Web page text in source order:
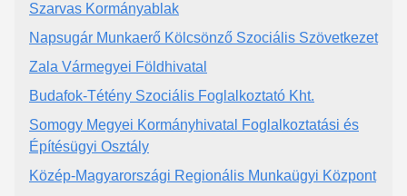
Szarvas Kormányablak
Napsugár Munkaerő Kölcsönző Szociális Szövetkezet
Zala Vármegyei Földhivatal
Budafok-Tétény Szociális Foglalkoztató Kht.
Somogy Megyei Kormányhivatal Foglalkoztatási és
Építésügyi Osztály
Közép-Magyarországi Regionális Munkaügyi Központ